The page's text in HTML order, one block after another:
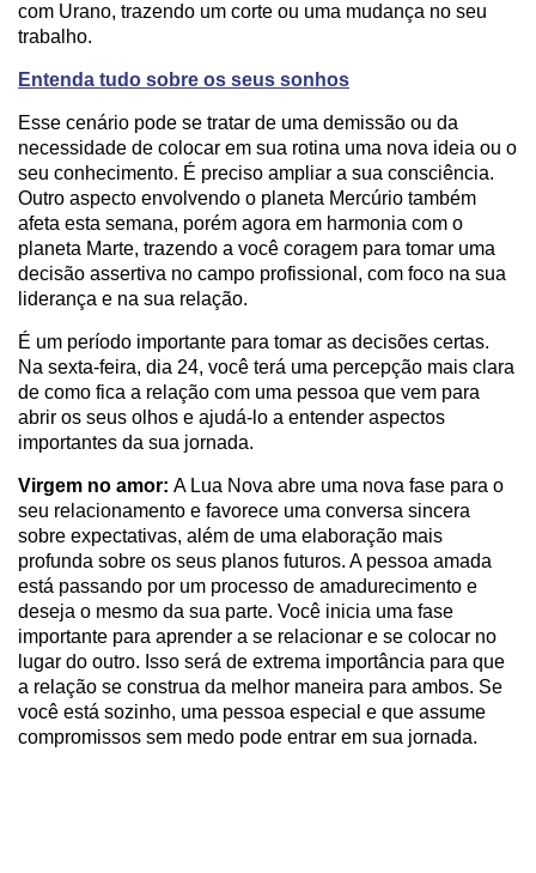
com Urano, trazendo um corte ou uma mudança no seu
trabalho.
Entenda tudo sobre os seus sonhos
Esse cenário pode se tratar de uma demissão ou da
necessidade de colocar em sua rotina uma nova ideia ou o
seu conhecimento. É preciso ampliar a sua consciência.
Outro aspecto envolvendo o planeta Mercúrio também
afeta esta semana, porém agora em harmonia com o
planeta Marte, trazendo a você coragem para tomar uma
decisão assertiva no campo profissional, com foco na sua
liderança e na sua relação.
É um período importante para tomar as decisões certas.
Na sexta-feira, dia 24, você terá uma percepção mais clara
de como fica a relação com uma pessoa que vem para
abrir os seus olhos e ajudá-lo a entender aspectos
importantes da sua jornada.
Virgem no amor: A Lua Nova abre uma nova fase para o
seu relacionamento e favorece uma conversa sincera
sobre expectativas, além de uma elaboração mais
profunda sobre os seus planos futuros. A pessoa amada
está passando por um processo de amadurecimento e
deseja o mesmo da sua parte. Você inicia uma fase
importante para aprender a se relacionar e se colocar no
lugar do outro. Isso será de extrema importância para que
a relação se construa da melhor maneira para ambos. Se
você está sozinho, uma pessoa especial e que assume
compromissos sem medo pode entrar em sua jornada.